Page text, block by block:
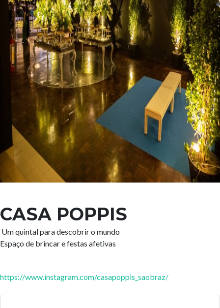
CASA POPPIS
Um quintal para descobrir o mundo
Espaço de brincar e festas afetivas
https://www.instagram.com/casapoppis_saobraz/